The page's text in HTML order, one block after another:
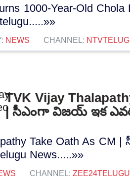
1000-Year-Old
NEWS CHANNEL:
TVK Vijay
| సీఎంగా విజయ్ ఇక
Take Oath As
News.....»»
CHANNEL: